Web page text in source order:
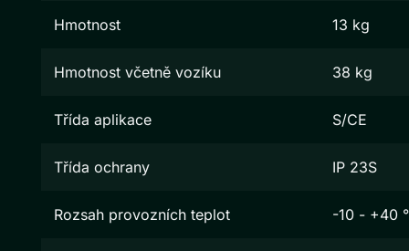
Hmotnost 13 kg
Hmotnost včetně vozíku 38 kg
Třída aplikace S/CE
Třída ochrany IP 23S
Rozsah provozních teplot -10 - +40